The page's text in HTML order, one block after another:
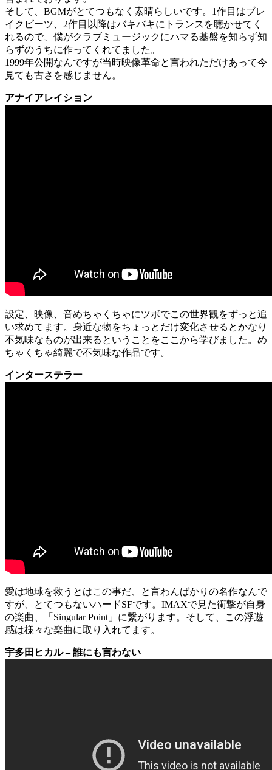
そして、BGMがとてつもなく素晴らしいです。1作目はブレ
イクビーツ、2作目以降はバキバキにトランスを聴かせてく
れるので、僕がクラブミュージックにハマる基盤を知らず知
らずのうちに作ってくれてました。
1999年公開なんですが当時映像革命と言われただけあって今
見ても古さを感じません。
アナイアレイション
設定、映像、音めちゃくちゃにツボでこの世界観をずっと追
い求めてます。身近な物をちょっとだけ変化させるとかなり
不気味なものが出来るということをここから学びました。め
ちゃくちゃ綺麗で不気味な作品です。
インターステラー
愛は地球を救うとはこの事だ、と言わんばかりの名作なんで
すが、とてつもないハードSFです。IMAXで見た衝撃が自身
の楽曲、「Singular Point」に繋がります。そして、この浮遊
感は様々な楽曲に取り入れてます。
宇多田ヒカル – 誰にも言わない